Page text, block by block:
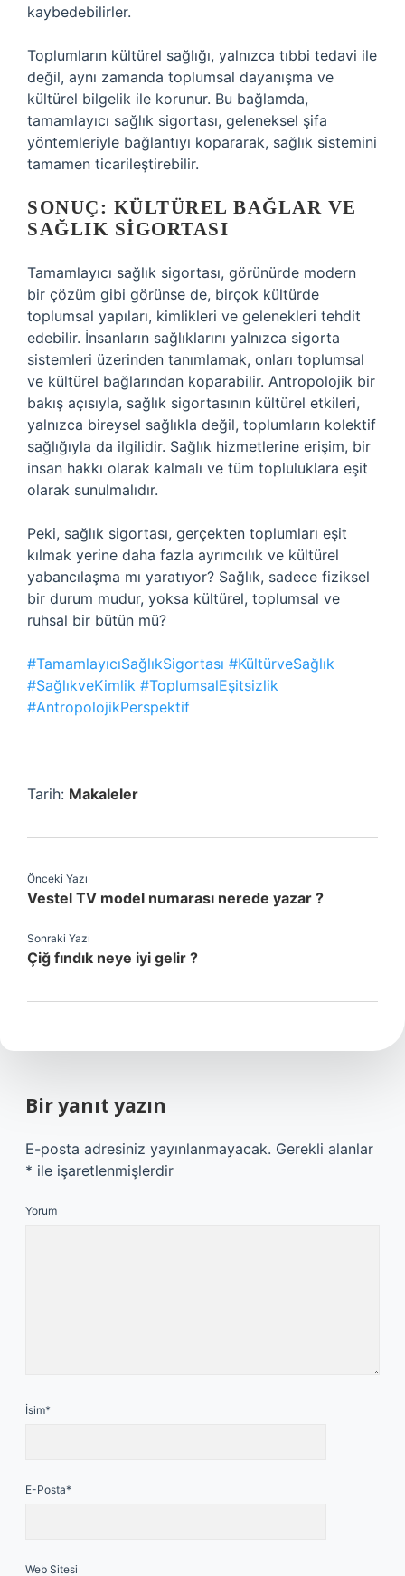
kaybedebilirler.
Toplumların kültürel sağlığı, yalnızca tıbbi tedavi ile
değil, aynı zamanda toplumsal dayanışma ve
kültürel bilgelik ile korunur. Bu bağlamda,
tamamlayıcı sağlık sigortası, geleneksel şifa
yöntemleriyle bağlantıyı kopararak, sağlık sistemini
tamamen ticarileştirebilir.
SONUÇ: KÜLTÜREL BAĞLAR VE
SAĞLIK SIGORTASI
Tamamlayıcı sağlık sigortası, görünürde modern
bir çözüm gibi görünse de, birçok kültürde
toplumsal yapıları, kimlikleri ve gelenekleri tehdit
edebilir. İnsanların sağlıklarını yalnızca sigorta
sistemleri üzerinden tanımlamak, onları toplumsal
ve kültürel bağlarından koparabilir. Antropolojik bir
bakış açısıyla, sağlık sigortasının kültürel etkileri,
yalnızca bireysel sağlıkla değil, toplumların kolektif
sağlığıyla da ilgilidir. Sağlık hizmetlerine erişim, bir
insan hakkı olarak kalmalı ve tüm topluluklara eşit
olarak sunulmalıdır.
Peki, sağlık sigortası, gerçekten toplumları eşit
kılmak yerine daha fazla ayrımcılık ve kültürel
yabancılaşma mı yaratıyor? Sağlık, sadece fiziksel
bir durum mudur, yoksa kültürel, toplumsal ve
ruhsal bir bütün mü?
#TamamlayıcıSağlıkSigortası #KültürveSağlık
#SağlıkveKimlik #ToplumsalEşitsizlik
#AntropolojikPerspektif
Tarih: Makaleler
Önceki Yazı
Vestel TV model numarası nerede yazar ?
Sonraki Yazı
Çiğ fındık neye iyi gelir ?
Bir yanıt yazın
E-posta adresiniz yayınlanmayacak. Gerekli alanlar
* ile işaretlenmişlerdir
Yorum
İsim*
E-Posta*
Web Sitesi